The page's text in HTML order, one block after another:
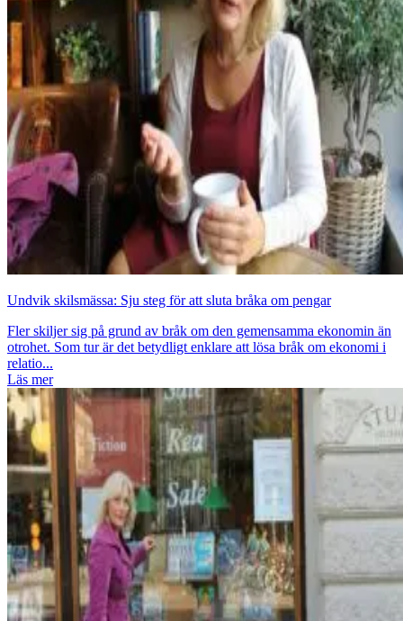
Undvik skilsmässa: Sju steg för att sluta bråka om pengar
Fler skiljer sig på grund av bråk om den gemensamma ekonomin än
otrohet. Som tur är det betydligt enklare att lösa bråk om ekonomi i
relatio...
Läs mer